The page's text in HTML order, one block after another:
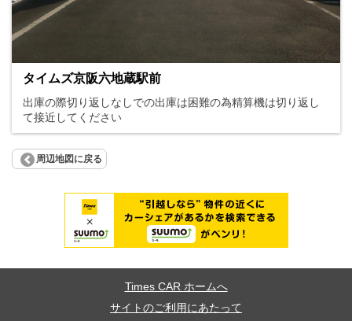
タイムズ京阪六地蔵駅前
出庫の際切り返しなしでの出庫は困難の為精算機は切り返し
て接近してください
周辺地図に戻る
Times CAR ホームへ
サイトのご利用にあたって